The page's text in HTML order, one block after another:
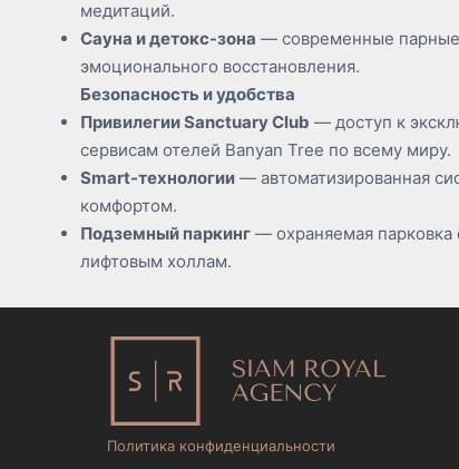
медитаций.
Сауна и детокс-зона — современные парные
эмоционального восстановления.
Безопасность и удобства
Привилегии Sanctuary Club — доступ к
сервисам отелей Banyan Tree по всему миру.
Smart-технологии — автоматизированная
комфортом.
Подземный паркинг — охраняемая
лифтовым холлам.
Политика конфиденциальности